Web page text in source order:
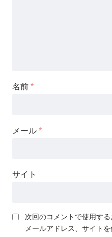
名前 *
メール *
サイト
次回のコメントで使用す
メールアドレス、サイトを